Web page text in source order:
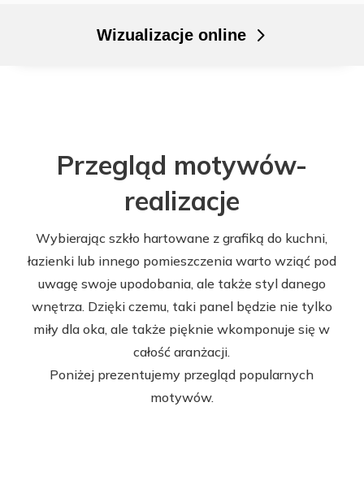
Wizualizacje online
Przegląd motywów-
realizacje
Wybierając szkło hartowane z grafiką do kuchni,
łazienki lub innego pomieszczenia warto wziąć pod
uwagę swoje upodobania, ale także styl danego
wnętrza. Dzięki czemu, taki panel będzie nie tylko
miły dla oka, ale także pięknie wkomponuje się w
całość aranżacji.
Poniżej prezentujemy przegląd popularnych
motywów.